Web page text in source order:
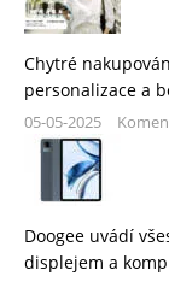
Chytré
personalizace a
05-05-2025
Doogee uvádí
displejem a